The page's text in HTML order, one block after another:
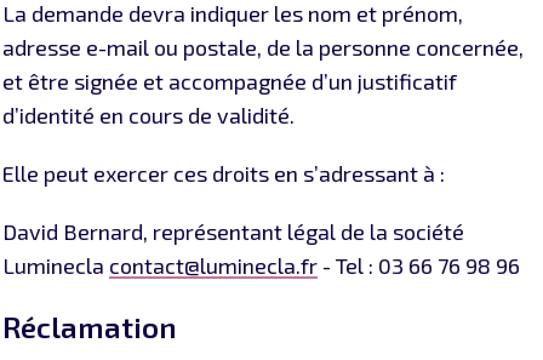
La demande devra indiquer les nom et prénom,
adresse e-mail ou postale, de la personne concernée,
et être signée et accompagnée d’un justificatif
d’identité en cours de validité.
Elle peut exercer ces droits en s’adressant à :
David Bernard, représentant légal de la société
Luminecla contact@luminecla.fr - Tel : 03 66 76 98 96
Réclamation